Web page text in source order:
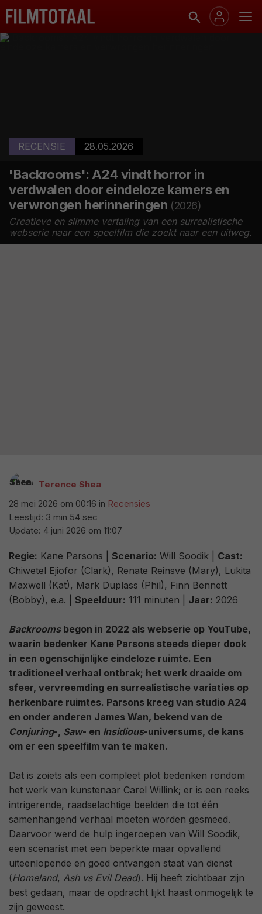
RECENSIE 28.05.2026
'Backrooms': A24 vindt horror in
verdwalen door eindeloze kamers en
verwrongen herinneringen (2026)
Creatieve en slimme vertaling van een surrealistische
webserie naar een speelfilm die zoekt naar een uitweg.
Terence Shea
28 mei 2026 om 00:16 in Recensies
Leestijd: 3 min 54 sec
Update: 4 juni 2026 om 11:07
Regie: Kane Parsons | Scenario: Will Soodik | Cast:
Chiwetel Ejiofor (Clark), Renate Reinsve (Mary), Lukita
Maxwell (Kat), Mark Duplass (Phil), Finn Bennett
(Bobby), e.a. | Speelduur: 111 minuten | Jaar: 2026
Backroomsbegon in 2022 als webserie op YouTube,
waarin bedenker Kane Parsons steeds dieper dook
in een ogenschijnlijke eindeloze ruimte. Een
traditioneel verhaal ontbrak; het werk draaide om
sfeer, vervreemding en surrealistische variaties op
herkenbare ruimtes. Parsons kreeg van studio A24
en onder anderen James Wan, bekend van de
Conjuring-, Saw- en Insidious-universums, de kans
om er een speelfilm van te maken.
Dat is zoiets als een compleet plot bedenken rondom
het werk van kunstenaar Carel Willink; er is een reeks
intrigerende, raadselachtige beelden die tot één
samenhangend verhaal moeten worden gesmeed.
Daarvoor werd de hulp ingeroepen van Will Soodik,
een scenarist met een beperkte maar opvallend
uiteenlopende en goed ontvangen staat van dienst
(Homeland, Ash vs Evil Dead). Hij heeft zichtbaar zijn
best gedaan, maar de opdracht lijkt haast onmogelijk te
zijn geweest.